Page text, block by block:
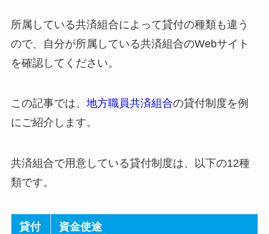
所属している共済組合によって貸付の種類も違う
ので、自分が所属している共済組合のWebサイト
を確認してください。
この記事では、 地方職員共済組合の貸付制度を例
にご紹介します。
共済組合で用意している貸付制度は、以下の12種
類です。
貸付
資金使途